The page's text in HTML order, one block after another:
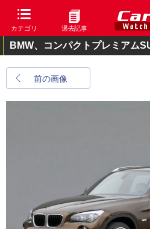
カテゴリ 過去記事
BMW、コンパクトプレミアム
前の画像